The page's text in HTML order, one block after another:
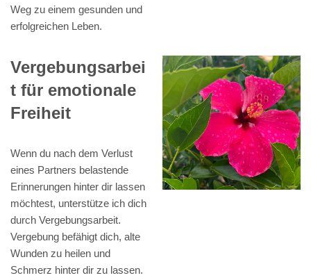
Weg zu einem gesunden und
erfolgreichen Leben.
Vergebungsarbei
t für emotionale
Freiheit
Wenn du nach dem Verlust
eines Partners belastende
Erinnerungen hinter dir lassen
möchtest, unterstütze ich dich
durch Vergebungsarbeit.
Vergebung befähigt dich, alte
Wunden zu heilen und
Schmerz hinter dir zu lassen.